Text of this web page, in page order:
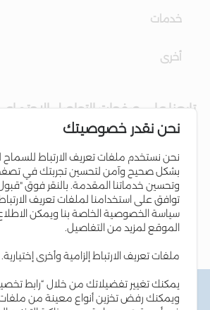
خدمات
أخرى
تابعنا على صفحات التواصل
نحن نقدر خصوصيتك
نحن نستخدم ملفات تعريف الارتباط
بشكل صحيح وآمن لتحسين تجربتك في
وتحسين خدماتنا المقدمة. بالنقر فوق
توافق على استخدامنا لملفات تعريف
سياسة الخصوصية الخاصة بنا ويمكن
الموقع لمزيد من التفاصيل.
ملفات تعريف الارتباط إلزامية وأخرى إختيارية.
يمكنك تغيير تفضيلاتك من خلال “رابط
ويمكنك رفض تخزين أنواع معينة من ملفات